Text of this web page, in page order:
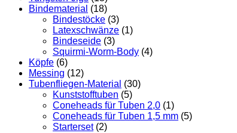
Bindematerial (18)
Bindestöcke (3)
Latexschwänze (1)
Bindeseide (3)
Squirmi-Worm-Body (4)
Köpfe (6)
Messing (12)
Tubenfliegen-Material (30)
Kunststofftuben (5)
Coneheads für Tuben 2,0 (1)
Coneheads für Tuben 1,5 mm (5)
Starterset (2)